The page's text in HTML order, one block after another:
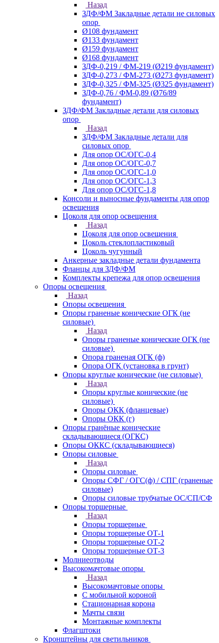
Назад
ЗДФ/ФМ Закладные детали не силовых
опор
Ø108 фундамент
Ø133 фундамент
Ø159 фундамент
Ø168 фундамент
ЗДФ-0,219 / ФМ-219 (Ø219 фундамент)
ЗДФ-0,273 / ФМ-273 (Ø273 фундамент)
ЗДФ-0,325 / ФМ-325 (Ø325 фундамент)
ЗДФ-0,76 / ФМ-0,89 (Ø76/89
фундамент)
ЗДФ/ФМ Закладные детали для силовых
опор
Назад
ЗДФ/ФМ Закладные детали для
силовых опор
Для опор ОС/ОГС-0,4
Для опор ОС/ОГС-0,7
Для опор ОС/ОГС-1,0
Для опор ОС/ОГС-1,3
Для опор ОС/ОГС-1,8
Консоли и выносные фундаменты для опор
освещения
Цоколя для опор освещения
Назад
Цоколя для опор освещения
Цоколь стеклопластиковый
Цоколь чугунный
Анкерные закладные детали фундамента
Фланцы для ЗДФ/ФМ
Комплекты крепежа для опор освещения
Опоры освещения
Назад
Опоры освещения
Опоры граненые конические ОГК (не
силовые)
Назад
Опоры граненые конические ОГК (не
силовые)
Опора граненая ОГК (ф)
Опора ОГК (установка в грунт)
Опоры круглые конические (не силовые)
Назад
Опоры круглые конические (не
силовые)
Опоры ОКК (фланцевые)
Опоры ОКК (г)
Опоры гранёные конические
складывающиеся (ОГКС)
Опоры ОККС (складывающиеся)
Опоры силовые
Назад
Опоры силовые
Опоры СФГ / ОГС(ф) / СПГ (граненые
силовые)
Опоры силовые трубчатые ОС/СП/СФ
Опоры торшерные
Назад
Опоры торшерные
Опоры торшерные ОТ-1
Опоры торшерные ОТ-2
Опоры торшерные ОТ-3
Молниеотводы
Высокомачтовые опоры
Назад
Высокомачтовые опоры
С мобильной короной
Стационарная корона
Мачты связи
Монтажные комплекты
Флагштоки
Кронштейны для светильников